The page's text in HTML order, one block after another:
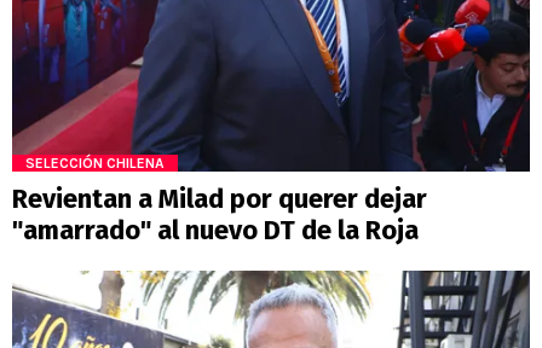
SELECCIÓN CHILENA
Revientan a Milad por querer dejar
"amarrado" al nuevo DT de la Roja